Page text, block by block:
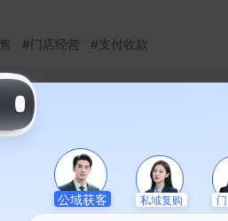
公域获客 私域复购
#门店经营 #支付收款
优化
与多渠道发布，降低操作成本，提